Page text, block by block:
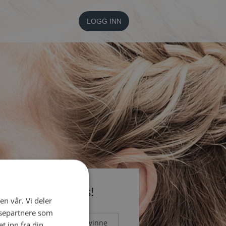
LOGG INN
Bli medlem gratis!
Mann Kvinne
vår. Vi deler
som